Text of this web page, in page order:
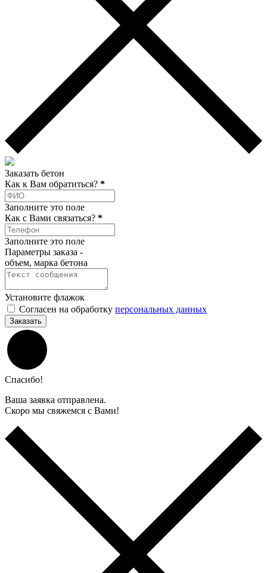
Заказать бетон
Как к Вам обратиться? *
Заполните это поле
Как c Вами связаться? *
Заполните это поле
Параметры заказа -
объем, марка бетона
Установите флажок
Согласен на обработку персональных данных
Заказать
Спасибо!
Ваша заявка отправлена.
Скоро мы свяжемся с Вами!